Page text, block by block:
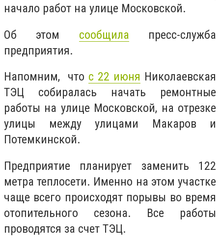
начало работ на улице Московской.
Об этом сообщила пресс-служба
предприятия.
Напомним, что с 22 июня Николаевская
ТЭЦ собиралась начать ремонтные
работы на улице Московской, на отрезке
улицы между улицами Макаров и
Потемкинской.
Предприятие планирует заменить 122
метра теплосети. Именно на этом участке
чаще всего происходят порывы во время
отопительного сезона. Все работы
проводятся за счет ТЭЦ.